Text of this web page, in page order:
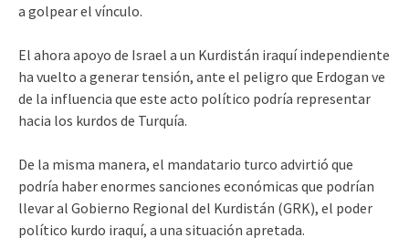
a golpear el vínculo.
El ahora apoyo de Israel a un Kurdistán iraquí independiente
ha vuelto a generar tensión, ante el peligro que Erdogan ve
de la influencia que este acto político podría representar
hacia los kurdos de Turquía.
De la misma manera, el mandatario turco advirtió que
podría haber enormes sanciones económicas que podrían
llevar al Gobierno Regional del Kurdistán (GRK), el poder
político kurdo iraquí, a una situación apretada.